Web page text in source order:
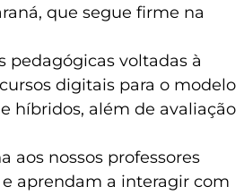
que segue firme na
pedagógicas voltadas à
digitais para o modelo
híbridos, além de avaliação
aos nossos professores
aprendam a interagir com